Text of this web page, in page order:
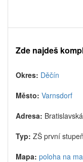
Zde najdeš
Okres: Děčín
Město: Varnsdorf
Adresa:
Typ: ZŠ první stupeň
Mapa: poloha na